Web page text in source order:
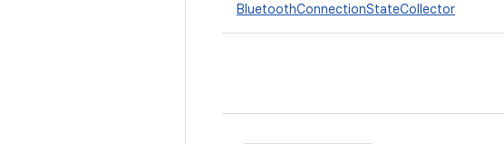
BluetoothConnectionStateCollector